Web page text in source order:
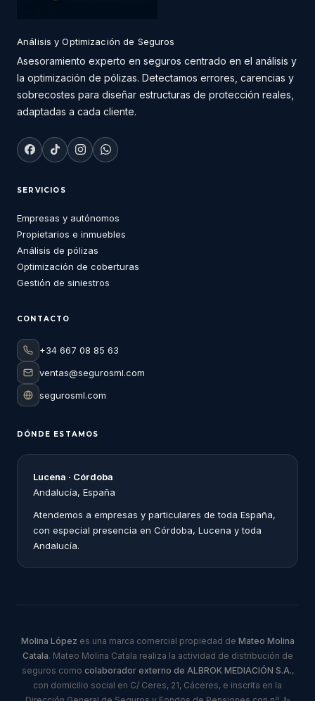
Análisis y Optimización de Seguros
Asesoramiento experto en seguros centrado en el análisis y
la optimización de pólizas. Detectamos errores, carencias y
sobrecostes para diseñar estructuras de protección reales,
adaptadas a cada cliente.
SERVICIOS
Empresas y autónomos
Propietarios e inmuebles
Análisis de pólizas
Optimización de coberturas
Gestión de siniestros
CONTACTO
+34 667 08 85 63
ventas@segurosml.com
segurosml.com
DÓNDE ESTAMOS
Lucena · Córdoba
Andalucía, España
Atendemos a empresas y particulares de toda España,
con especial presencia en Córdoba, Lucena y toda
Andalucía.
Molina López es una marca comercial propiedad de Mateo Molina
Catala. Mateo Molina Catala realiza la actividad de distribución de
seguros como colaborador externo de ALBROK MEDIACIÓN S.A.,
con domicilio social en C/ Ceres, 21, Cáceres, e inscrita en la